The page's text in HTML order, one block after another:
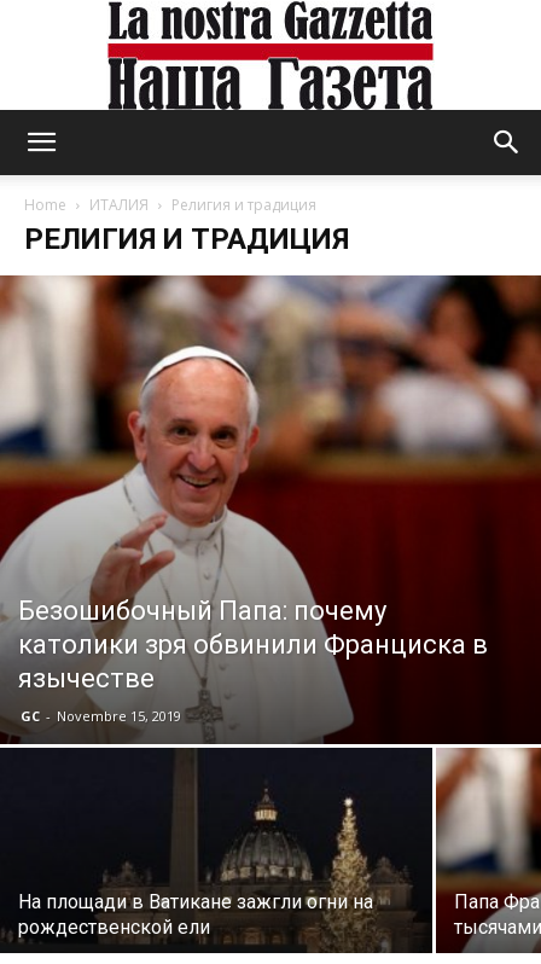
Home ИТАЛИЯ Религия и традиция
РЕЛИГИЯ И ТРАДИЦИЯ
Безошибочный Папа: почему
католики зря обвинили Франциска в
язычестве
GC - Novembre 15, 2019
На площади в Ватикане зажгли огни на
рождественской ели
Папа